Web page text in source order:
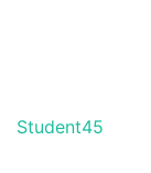
Student45